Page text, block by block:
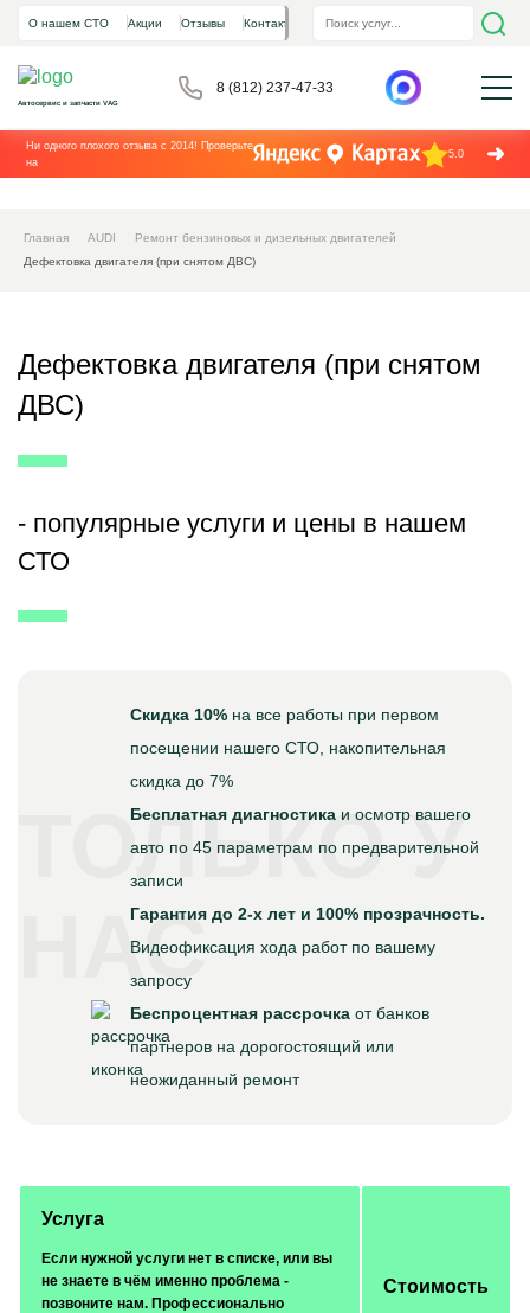
О нашем СТО Акции Отзывы Контакты
Автосервис и запчасти VAG
8 (812) 237-47-33
Ни одного плохого отзыва с 2014! Проверьте
на
5.0
Главная AUDI
Ремонт бензиновых и дизельных двигателей
Дефектовка двигателя (при снятом ДВС)
Дефектовка двигателя (при снятом
ДВС)
- популярные услуги и цены в нашем
СТО
Скидка 10% на все работы при первом
посещении нашего СТО, накопительная
скидка до 7%
Бесплатная диагностика и осмотр вашего
авто по 45 параметрам по предварительной
записи
Гарантия до 2-х лет и 100% прозрачность.
Видеофиксация хода работ по вашему
запросу
Беспроцентная рассрочка от банков
партнеров на дорогостоящий или
неожиданный ремонт
ТОЛЬКО У
НАС
Услуга
Если нужной услуги нет в списке, или вы
не знаете в чём именно проблема -
позвоните нам. Профессионально
Стоимость